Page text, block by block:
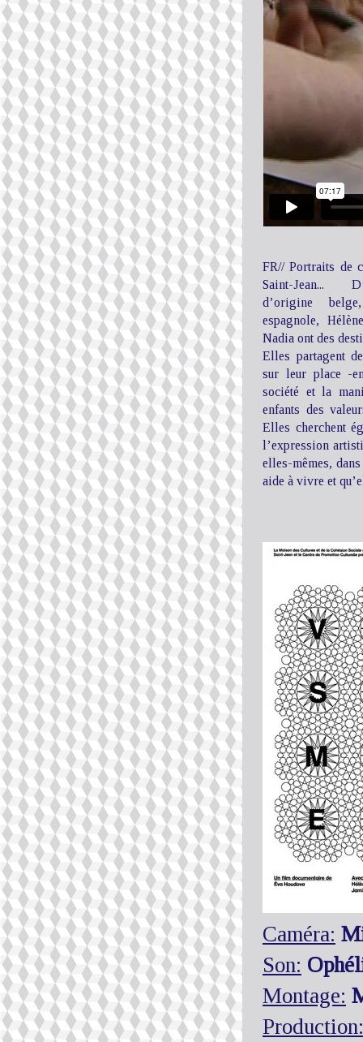
FR// Portraits de
Saint-Jean...
d’origine
espagnole,
Nadia ont des
Elles partagent
sur leur place -
société et la
enfants des
Elles cherchent
l’expression
elles-mêmes,
aide à vivre et
Caméra:
Son:
Montage:
Production: